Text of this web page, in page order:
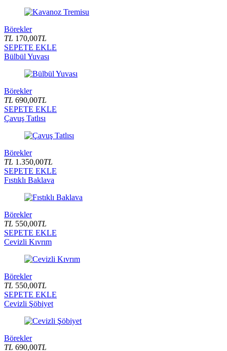
Börekler
TL 170,00TL
SEPETE EKLE
Bülbül Yuvası
Börekler
TL 690,00TL
SEPETE EKLE
Çavuş Tatlısı
Börekler
TL 1.350,00TL
SEPETE EKLE
Fıstıklı Baklava
Börekler
TL 550,00TL
SEPETE EKLE
Cevizli Kıvrım
Börekler
TL 550,00TL
SEPETE EKLE
Cevizli Şöbiyet
Börekler
TL 690,00TL